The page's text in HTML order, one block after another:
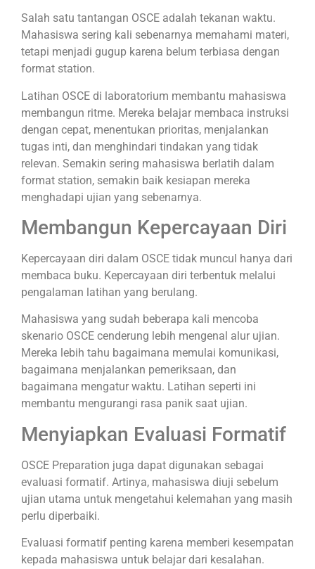
Salah satu tantangan OSCE adalah tekanan waktu.
Mahasiswa sering kali sebenarnya memahami materi,
tetapi menjadi gugup karena belum terbiasa dengan
format station.
Latihan OSCE di laboratorium membantu mahasiswa
membangun ritme. Mereka belajar membaca instruksi
dengan cepat, menentukan prioritas, menjalankan
tugas inti, dan menghindari tindakan yang tidak
relevan. Semakin sering mahasiswa berlatih dalam
format station, semakin baik kesiapan mereka
menghadapi ujian yang sebenarnya.
Membangun Kepercayaan Diri
Kepercayaan diri dalam OSCE tidak muncul hanya dari
membaca buku. Kepercayaan diri terbentuk melalui
pengalaman latihan yang berulang.
Mahasiswa yang sudah beberapa kali mencoba
skenario OSCE cenderung lebih mengenal alur ujian.
Mereka lebih tahu bagaimana memulai komunikasi,
bagaimana menjalankan pemeriksaan, dan
bagaimana mengatur waktu. Latihan seperti ini
membantu mengurangi rasa panik saat ujian.
Menyiapkan Evaluasi Formatif
OSCE Preparation juga dapat digunakan sebagai
evaluasi formatif. Artinya, mahasiswa diuji sebelum
ujian utama untuk mengetahui kelemahan yang masih
perlu diperbaiki.
Evaluasi formatif penting karena memberi kesempatan
kepada mahasiswa untuk belajar dari kesalahan.